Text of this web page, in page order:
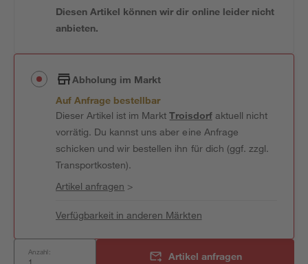
Diesen Artikel können wir dir online leider nicht
anbieten.
Abholung im Markt
Auf Anfrage bestellbar
Dieser Artikel ist im MarktTroisdorfaktuell nicht
vorrätig. Du kannst uns aber eine Anfrage
schicken und wir bestellen ihn für dich (ggf. zzgl.
Transportkosten).
Artikel anfragen >
Verfügbarkeit in anderen Märkten
Anzahl: Artikel anfragen